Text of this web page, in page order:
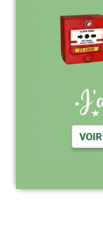
Expédition sous
après
Support